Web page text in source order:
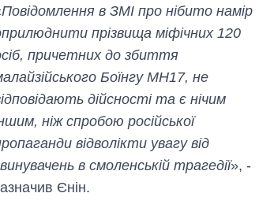
Повідомлення в ЗМІ про нібито намір
прізвища міфічних 120
причетних до збиття
Боїнгу МН17, не
дійсності та є нічим
ніж спробою російської
відволікти увагу від
в смоленській трагедії», -
Єнін.